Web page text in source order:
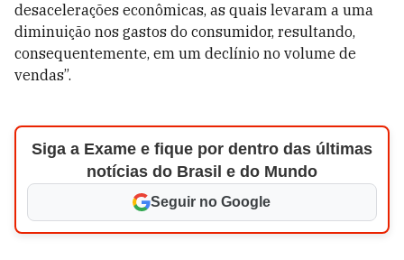
desacelerações econômicas, as quais levaram a uma
diminuição nos gastos do consumidor, resultando,
consequentemente, em um declínio no volume de
vendas”.
Siga a Exame e fique por dentro das últimas
notícias do Brasil e do Mundo
Seguir no Google